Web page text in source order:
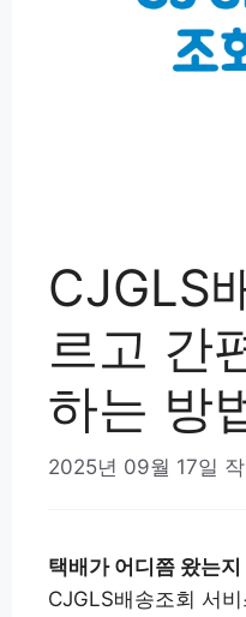
CJGLS
르고 간
하는 방
2025년 09월 17일
택배가 어디쯤 왔는
CJGLS배송조회 서